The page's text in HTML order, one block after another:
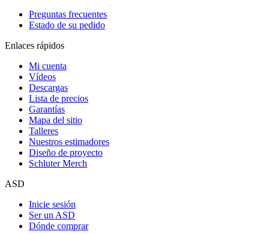
Preguntas frecuentes
Estado de su pedido
Enlaces rápidos
Mi cuenta
Vídeos
Descargas
Lista de precios
Garantías
Mapa del sitio
Talleres
Nuestros estimadores
Diseño de proyecto
Schluter Merch
ASD
Inicie sesión
Ser un ASD
Dónde comprar